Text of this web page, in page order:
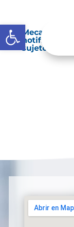
Abrir barra de
notificación
sujeto